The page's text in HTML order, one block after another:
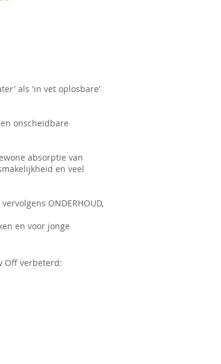
als 'in vet oplosbare'
onscheidbare
absorptie van
en veel
ONDERHOUD,
en voor jonge
Off verbeterd: